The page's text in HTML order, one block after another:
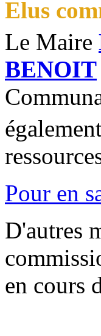
Elus
Le Maire
BENOIT
Pour en
D'autres
en cours